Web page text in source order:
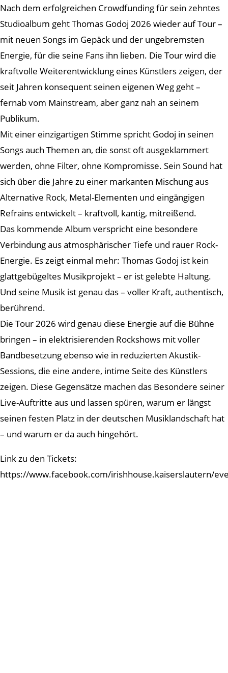
Nach dem erfolgreichen Crowdfunding für sein zehntes
Studioalbum geht Thomas Godoj 2026 wieder auf Tour –
mit neuen Songs im Gepäck und der ungebremsten
Energie, für die seine Fans ihn lieben. Die Tour wird die
kraftvolle Weiterentwicklung eines Künstlers zeigen, der
seit Jahren konsequent seinen eigenen Weg geht –
fernab vom Mainstream, aber ganz nah an seinem
Publikum.
Mit einer einzigartigen Stimme spricht Godoj in seinen
Songs auch Themen an, die sonst oft ausgeklammert
werden, ohne Filter, ohne Kompromisse. Sein Sound hat
sich über die Jahre zu einer markanten Mischung aus
Alternative Rock, Metal-Elementen und eingängigen
Refrains entwickelt – kraftvoll, kantig, mitreißend.
Das kommende Album verspricht eine besondere
Verbindung aus atmosphärischer Tiefe und rauer Rock-
Energie. Es zeigt einmal mehr: Thomas Godoj ist kein
glattgebügeltes Musikprojekt – er ist gelebte Haltung.
Und seine Musik ist genau das – voller Kraft, authentisch,
berührend.
Die Tour 2026 wird genau diese Energie auf die Bühne
bringen – in elektrisierenden Rockshows mit voller
Bandbesetzung ebenso wie in reduzierten Akustik-
Sessions, die eine andere, intime Seite des Künstlers
zeigen. Diese Gegensätze machen das Besondere seiner
Live-Auftritte aus und lassen spüren, warum er längst
seinen festen Platz in der deutschen Musiklandschaft hat
– und warum er da auch hingehört.
Link zu den Tickets:
https://www.facebook.com/irishhouse.kaiserslautern/